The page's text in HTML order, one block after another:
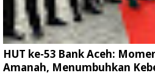
HUT ke-53 Bank Aceh:
Amanah, Menumbuhkan